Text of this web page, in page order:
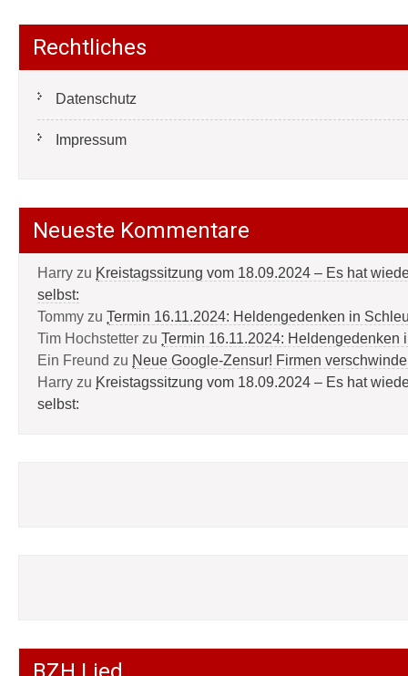
Rechtliches
Datenschutz
Impressum
Neueste Kommentare
Harry zu Kreistagssitzung vom 18.09.2024 – Es hat
selbst:
Tommy zu Termin 16.11.2024: Heldengedenken in
Tim Hochstetter zu Termin 16.11.2024: Heldengedenken
Ein Freund zu Neue Google-Zensur! Firmen
Harry zu Kreistagssitzung vom 18.09.2024 – Es hat
selbst: